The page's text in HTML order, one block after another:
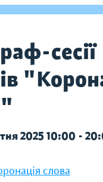
сесії
2025 10:00 -
слова